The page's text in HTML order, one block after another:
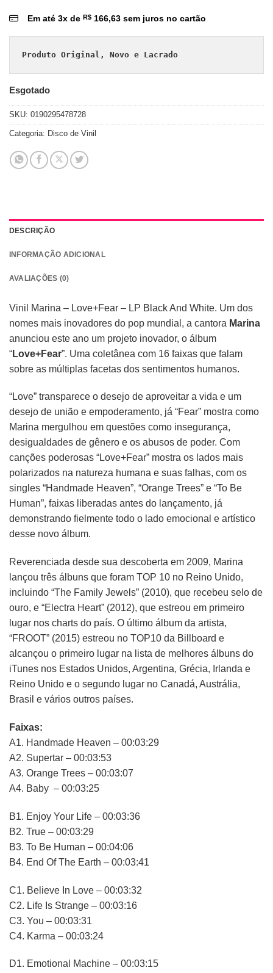
Em até 3x de R$ 166,63 sem juros no cartão
Produto Original, Novo e Lacrado
Esgotado
SKU: 0190295478728
Categoria: Disco de Vinil
DESCRIÇÃO
INFORMAÇÃO ADICIONAL
AVALIAÇÕES (0)
Vinil Marina – Love+Fear – LP Black And White. Um dos
nomes mais inovadores do pop mundial, a cantora Marina
anunciou este ano um projeto inovador, o álbum
“Love+Fear”. Uma coletânea com 16 faixas que falam
sobre as múltiplas facetas dos sentimentos humanos.
“Love” transparece o desejo de aproveitar a vida e um
desejo de união e empoderamento, já “Fear” mostra como
Marina mergulhou em questões como insegurança,
desigualdades de gênero e os abusos de poder. Com
canções poderosas “Love+Fear” mostra os lados mais
polarizados na natureza humana e suas falhas, com os
singles “Handmade Heaven”, “Orange Trees” e “To Be
Human”, faixas liberadas antes do lançamento, já
demonstrando fielmente todo o lado emocional e artístico
desse novo álbum.
Reverenciada desde sua descoberta em 2009, Marina
lançou três álbuns que foram TOP 10 no Reino Unido,
incluindo “The Family Jewels” (2010), que recebeu selo de
ouro, e “Electra Heart” (2012), que estreou em primeiro
lugar nos charts do país. O último álbum da artista,
“FROOT” (2015) estreou no TOP10 da Billboard e
alcançou o primeiro lugar na lista de melhores álbuns do
iTunes nos Estados Unidos, Argentina, Grécia, Irlanda e
Reino Unido e o segundo lugar no Canadá, Austrália,
Brasil e vários outros países.
Faixas:
A1. Handmade Heaven – 00:03:29
A2. Supertar – 00:03:53
A3. Orange Trees – 00:03:07
A4. Baby – 00:03:25
B1. Enjoy Your Life – 00:03:36
B2. True – 00:03:29
B3. To Be Human – 00:04:06
B4. End Of The Earth – 00:03:41
C1. Believe In Love – 00:03:32
C2. Life Is Strange – 00:03:16
C3. You – 00:03:31
C4. Karma – 00:03:24
D1. Emotional Machine – 00:03:15